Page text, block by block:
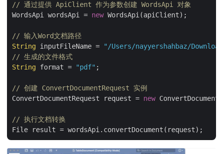
// 通过提供 ApiClient 作为参数创建 WordsApi 对象
WordsApi wordsApi = new WordsApi(apiClient);
// 输入Word文档路径
String inputFileName =
"/Users/nayyershahbaz/
// 生成的文件格式
String format = "pdf" ;
// 创建 ConvertDocumentRequest 实例
ConvertDocumentRequest request = new
// 执行文档转换